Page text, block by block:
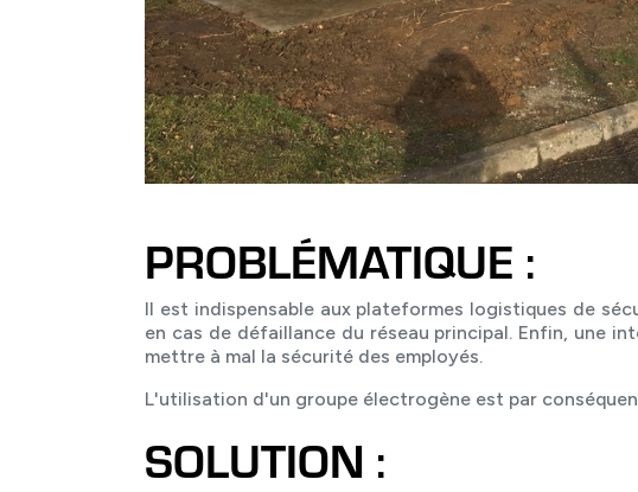
PROBLÉMATIQUE :
Il est indispensable aux plateformes logistiques de
en cas de défaillance du réseau principal. Enfin, une
mettre à mal la sécurité des employés.
L'utilisation d'un groupe électrogène est par
SOLUTION :